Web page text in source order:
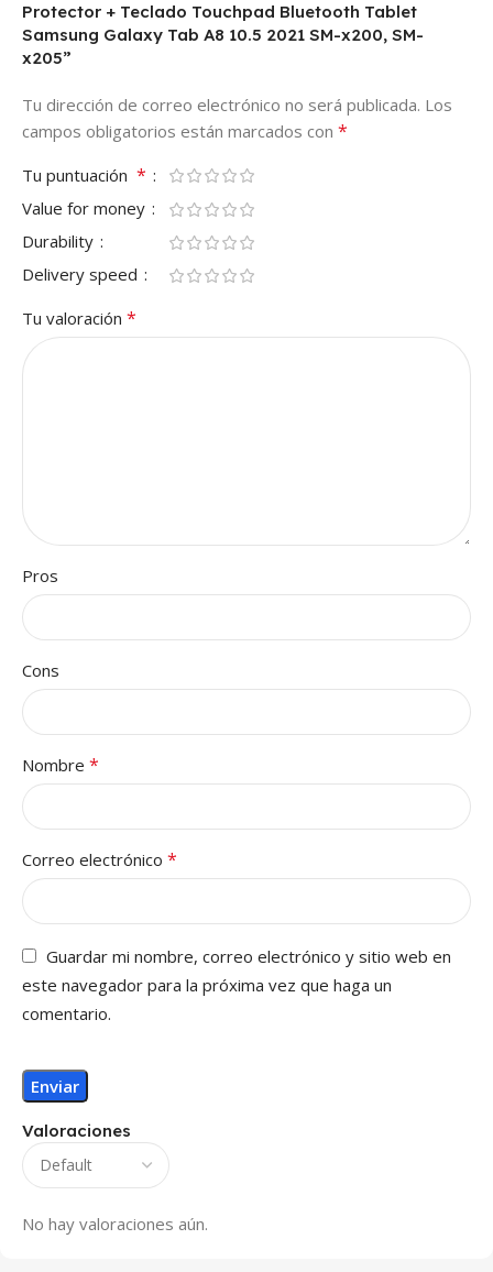
Valoraciones
No hay valoraciones aún.
Protector + Teclado Touchpad Bluetooth Tablet
Samsung Galaxy Tab A8 10.5 2021 SM-x200, SM-
x205”
Tu dirección de correo electrónico no será publicada. Los
campos obligatorios están marcados con *
Tu puntuación *
Value for money
Durability
Delivery speed
Tu valoración *
Pros
Cons
Nombre *
Correo electrónico *
Guardar mi nombre, correo electrónico y sitio web en
este navegador para la próxima vez que haga un
comentario.